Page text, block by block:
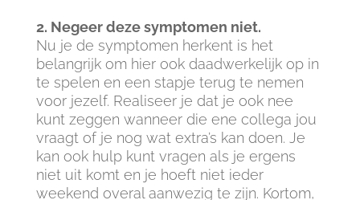
2. Negeer deze symptomen niet.
Nu je de symptomen herkent is het
belangrijk om hier ook daadwerkelijk op in
te spelen en een stapje terug te nemen
voor jezelf. Realiseer je dat je ook nee
kunt zeggen wanneer die ene collega jou
vraagt of je nog wat extra’s kan doen. Je
kan ook hulp kunt vragen als je ergens
niet uit komt en je hoeft niet ieder
weekend overal aanwezig te zijn. Kortom,